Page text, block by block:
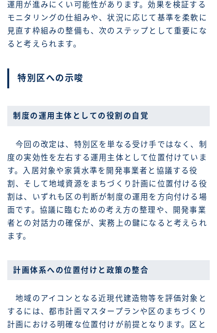
運用が進みにくい可能性があります。効果を検証する
モニタリングの仕組みや、状況に応じて基準を柔軟に
見直す枠組みの整備も、次のステップとして重要にな
ると考えられます。
特別区への示唆
制度の運用主体としての役割の自覚
今回の改定は、特別区を単なる受け手ではなく、制
度の実効性を左右する運用主体として位置付けていま
す。入居対象や家賃水準を開発事業者と協議する役
割、そして地域資源をまちづくり計画に位置付ける役
割は、いずれも区の判断が制度の運用を方向付ける場
面です。協議に臨むための考え方の整理や、開発事業
者との対話力の確保が、実務上の鍵になると考えられ
ます。
計画体系への位置付けと政策の整合
地域のアイコンとなる近現代建造物等を評価対象と
するには、都市計画マスタープランや区のまちづくり
計画における明確な位置付けが前提となります。区と